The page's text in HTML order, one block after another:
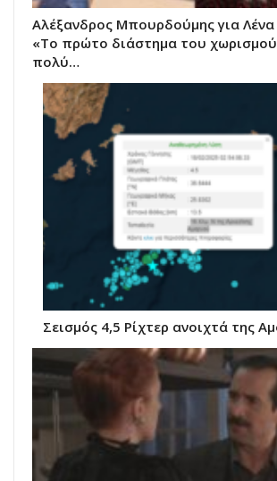
Αλέξανδρος Μπουρδούμης για
«Το πρώτο διάστημα του
πολύ…
Σεισμός 4,5 Ρίχτερ ανοιχτά της